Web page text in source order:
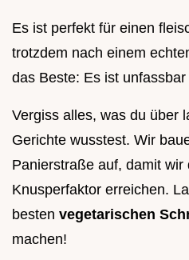
Es ist perfekt für einen
trotzdem nach einem
das Beste: Es ist unfassbar
Vergiss alles, was du über
Gerichte wusstest. Wir
Panierstraße auf, damit wir
Knusperfaktor erreichen.
besten vegetarischen
machen!